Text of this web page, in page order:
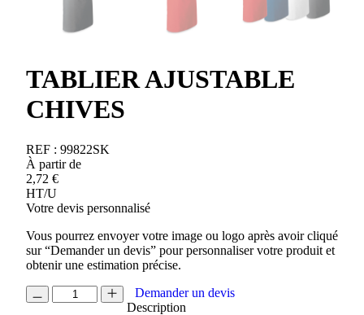
TABLIER AJUSTABLE
CHIVES
REF : 99822SK
À partir de
2,72 €
HT/U
Votre devis personnalisé
Vous pourrez envoyer votre image ou logo après avoir cliqué
sur “Demander un devis” pour personnaliser votre produit et
obtenir une estimation précise.
quantité
de
Demander un devis
Description